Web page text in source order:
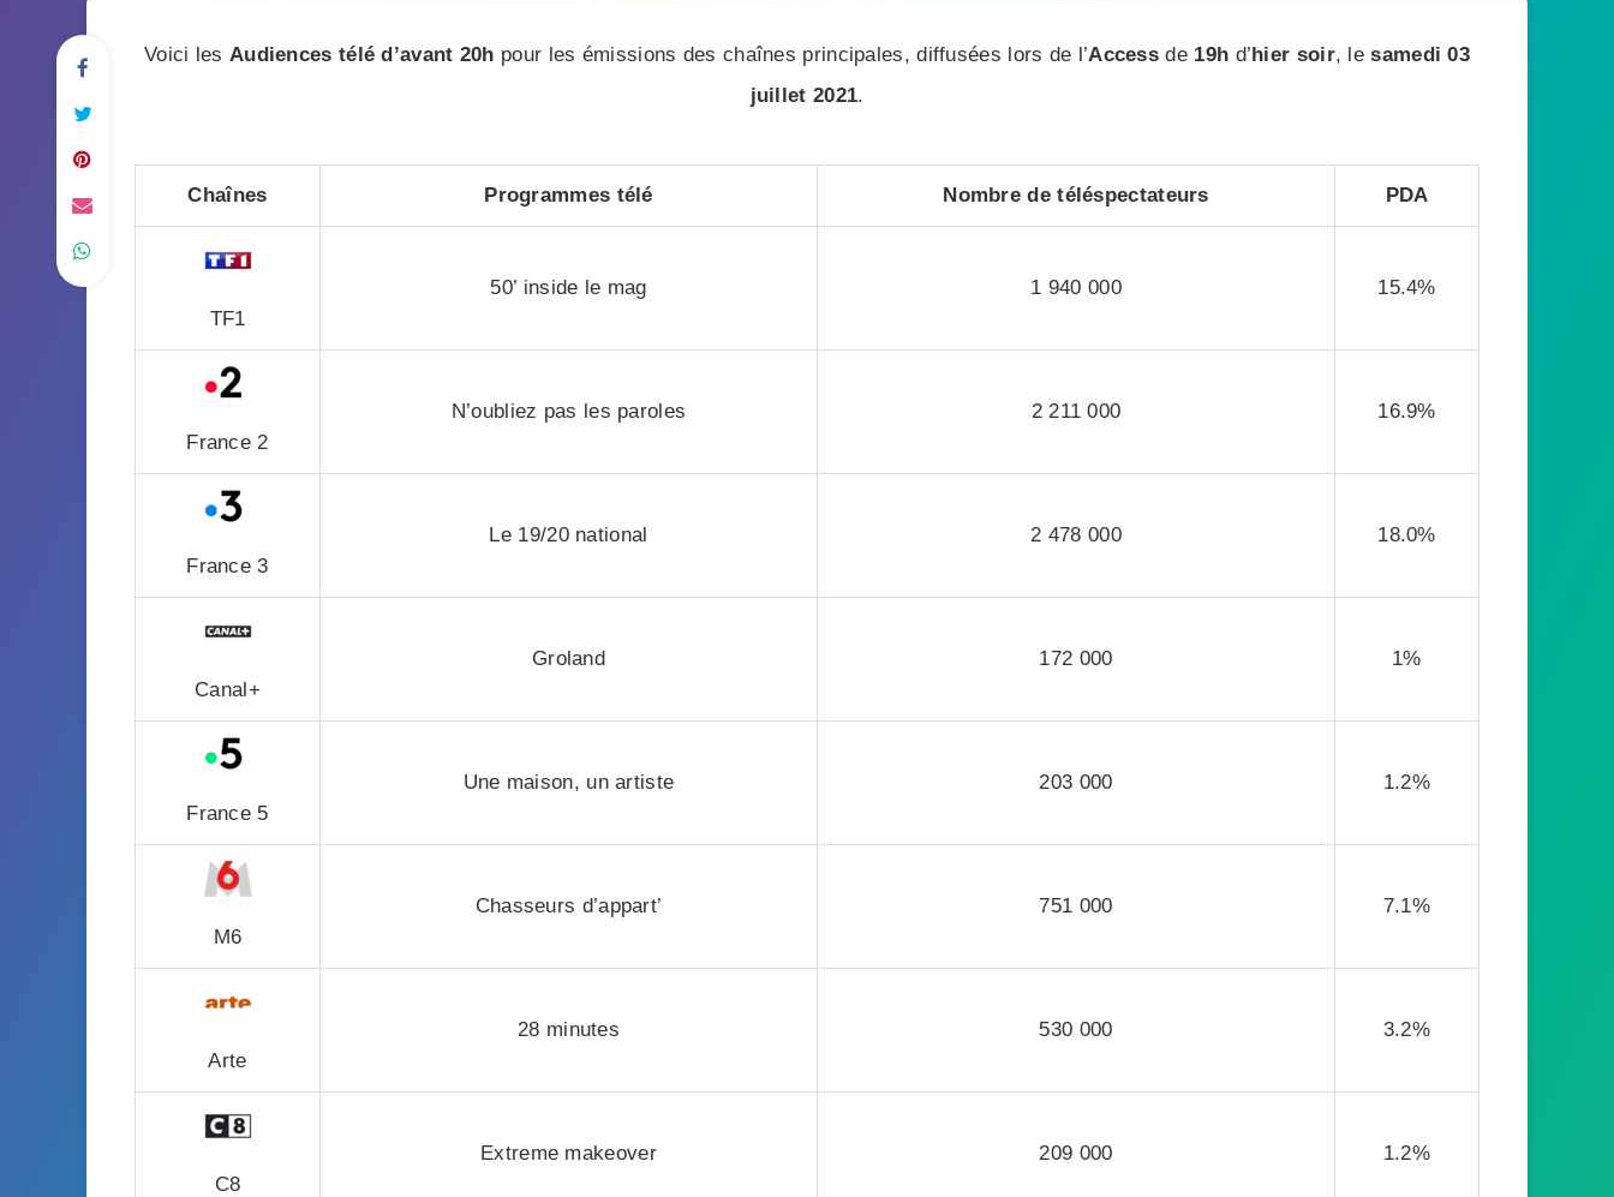
Voici les Audiences télé d’avant 20h pour les émissions des chaînes principales, diffusées lors de l’Access de 19h d’hier soir, lesamedi 03
juillet 2021.
Chaînes Programmes télé Nombre de téléspectateurs PDA
TF1
50’ inside le mag 1 940 000 15.4%
France 2
N’oubliez pas les paroles 2 211 000 16.9%
France 3
Le 19/20 national 2 478 000 18.0%
Canal+
Groland 172 000 1%
France 5
Une maison, un artiste 203 000 1.2%
M6
Chasseurs d’appart’ 751 000 7.1%
Arte
28 minutes 530 000 3.2%
C8
Extreme makeover 209 000 1.2%